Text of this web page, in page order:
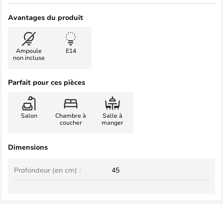
Avantages du produit
Ampoule
non incluse
E14
Parfait pour ces pièces
Salon
Chambre à
coucher
Salle à
manger
Dimensions
Profondeur (en cm) : 45